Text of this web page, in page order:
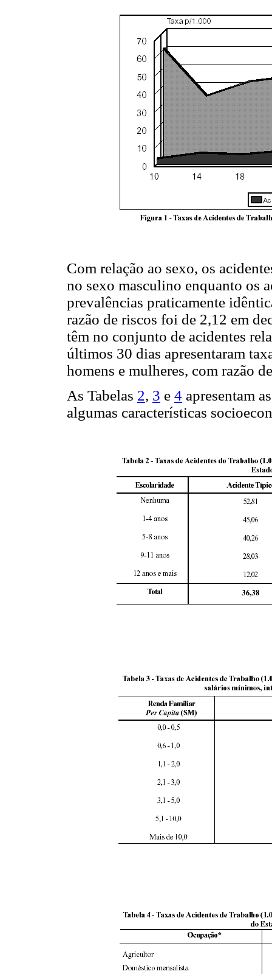
Com relação ao sexo, os
no sexo masculino enquanto os
prevalências praticamente
razão de riscos foi de 2,12 em
têm no conjunto de acidentes
últimos 30 dias apresentaram
homens e mulheres, com razão
As Tabelas 2, 3 e 4 apresentam
algumas características